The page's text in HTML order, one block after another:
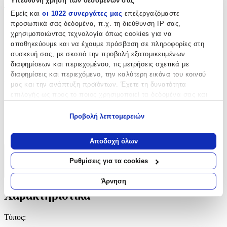
Εμείς και οι 1022 συνεργάτες μας επεξεργαζόμαστε
προσωπικά σας δεδομένα, π.χ. τη διεύθυνση IP σας,
χρησιμοποιώντας τεχνολογία όπως cookies για να
αποθηκεύουμε και να έχουμε πρόσβαση σε πληροφορίες στη
συσκευή σας, με σκοπό την προβολή εξατομικευμένων
διαφημίσεων και περιεχομένου, τις μετρήσεις σχετικά με
διαφημίσεις και περιεχόμενο, την καλύτερη εικόνα του κοινού
μας και την ανάπτυξη προϊόντων. Έχετε τη δυνατότητα
Να συλλέξουμε πληροφορίες σχετικά με τη γεωγραφική
σας τοποθεσία, οι οποίες μπορεί να είναι ακριβείς σε
απόσταση μερικών μέτρων
Να αναγνωρίσουμε τη συσκευή σας σαρώνοντας ενεργά
για συγκεκριμένα χαρακτηριστικά (δακτυλικό αποτύπωμα)
Μάθετε περισσότερα σχετικά με τον τρόπο επεξεργασίας των
προσωπικών σας δεδομένων και καθορίστε τις προτιμήσεις σας
ανακαλέσετε τη συγκατάθεσή σας ανά πάσα στιγμή από τη
Προβολή λεπτομερειών
Αποδοχή όλων
Ρυθμίσεις για τα cookies
Άρνηση
Τύπος:
Μπρελόκ
με Led:
Όχι
Χειροποίητο:
Χαρακτηριστικά
+
Χαρακτηριστικά
Τύπος: